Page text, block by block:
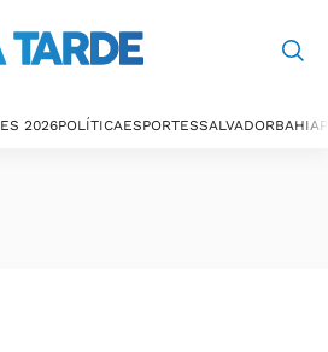
2026POLÍTICAESPORTESSALVADORBAHIA